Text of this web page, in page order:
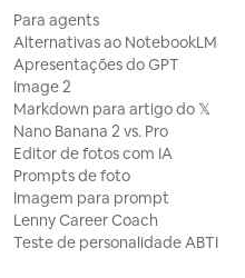
Para agents
Alternativas ao NotebookLM
Apresentações do GPT
Image 2
Markdown para artigo do 𝕏
Nano Banana 2 vs. Pro
Editor de fotos com IA
Prompts de foto
Imagem para prompt
Lenny Career Coach
Teste de personalidade ABTI